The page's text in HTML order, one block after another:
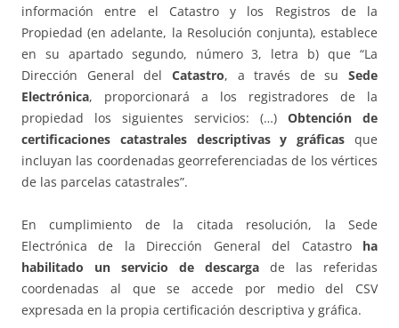
información entre el Catastro y los Registros de la
Propiedad (en adelante, la Resolución conjunta), establece
en su apartado segundo, número 3, letra b) que “La
Dirección General del Catastro, a través de su Sede
Electrónica, proporcionará a los registradores de la
propiedad los siguientes servicios: (…) Obtención de
certificaciones catastrales descriptivas y gráficas que
incluyan las coordenadas georreferenciadas de los vértices
de las parcelas catastrales”.
En cumplimiento de la citada resolución, la Sede
Electrónica de la Dirección General del Catastro ha
habilitado un servicio de descarga de las referidas
coordenadas al que se accede por medio del CSV
expresada en la propia certificación descriptiva y gráfica.